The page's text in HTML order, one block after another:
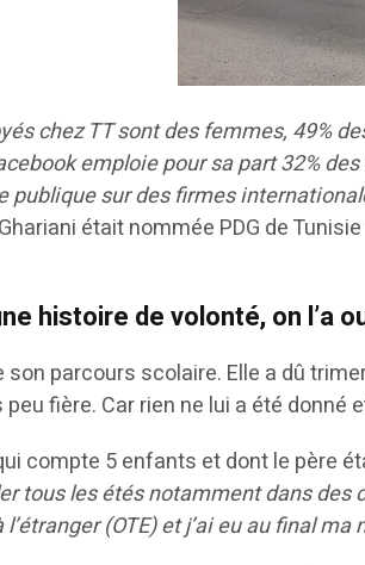
chez TT sont des femmes, 49%
emploie pour sa part 32%
publique sur des firmes
était nommée PDG de
histoire de volonté, on l’a
parcours scolaire. Elle a dû
peu fière. Car rien ne lui a été
compte 5 enfants et dont le père
tous les étés notamment dans
(OTE) et j’ai eu au final